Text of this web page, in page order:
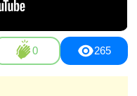
0 265